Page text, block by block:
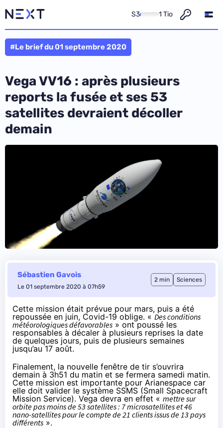
S3 1 Tio
#Le brief du 01 septembre 2020
Vega VV16 : après plusieurs
reports la fusée et ses 53
satellites devraient décoller
demain
Sébastien Gavois
Le 01 septembre 2020 à 07h59
2 min Sciences
Cette mission était prévue pour mars, puis a été
repoussée en juin, Covid-19 oblige. «Des conditions
météorologiques défavorables » ont poussé les
responsables à décaler à plusieurs reprises la date
de quelques jours, puis de plusieurs semaines
jusqu’au 17 août.
Finalement, la nouvelle fenêtre de tir s’ouvrira
demain à 3h51 du matin et se fermera samedi matin.
Cette mission est importante pour Arianespace car
elle doit valider le système SSMS (Small Spacecraft
Mission Service). Vega devra en effet « mettre sur
orbite pas moins de 53 satellites : 7 microsatellites et 46
nano-satellites pour le compte de 21 clients issus de 13 pays
différents ».